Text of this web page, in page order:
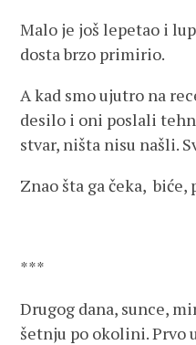
Malo je još lepetao i
dosta brzo primirio.
A kad smo ujutro na
desilo i oni poslali
stvar, ništa nisu našli.
Znao šta ga čeka, biće,
***
Drugog dana, sunce,
šetnju po okolini. Prvo